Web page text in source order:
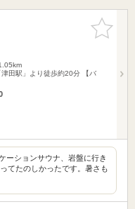
お気に入
りに追加
津田駅」より徒歩約20分 【バ
ーションサウナ、岩盤に行き
てたのしかったです。暑さも